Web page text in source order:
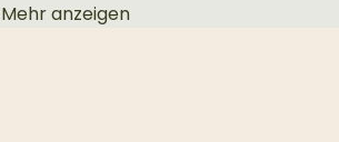
Mehr anzeigen